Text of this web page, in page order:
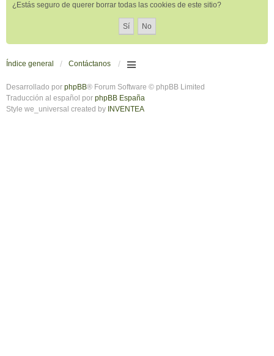
¿Estás seguro de querer borrar todas las cookies de este sitio?
Índice general Contáctanos
Desarrollado por phpBB® Forum Software © phpBB Limited
Traducción al español por phpBB España
Style we_universal created by INVENTEA